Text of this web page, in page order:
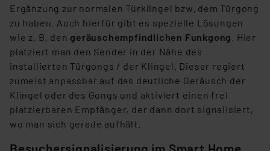
Ergänzung zur normalen Türklingel bzw. dem Türgong
zu haben. Auch hierfür gibt es spezielle Lösungen
wie z. B. den geräuschempfindlichen Funkgong
. Hier
platziert man den Sender in der Nähe des
installierten Türgongs / der Klingel. Dieser regiert
zumeist anpassbar auf das deutliche Geräusch der
Klingel oder des Gongs und aktiviert einen frei
platzierbaren Empfänger, der dann dort signalisiert,
wo man sich gerade aufhält.